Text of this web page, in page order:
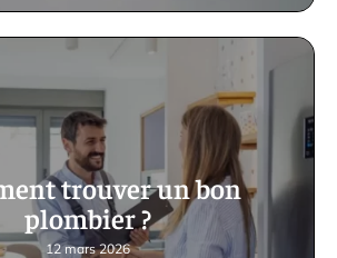
trouver un bon
plombier ?
12 mars 2026